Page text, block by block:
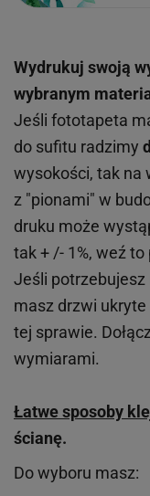
Wydrukuj swoją
wybranym
Jeśli fototapeta
do sufitu radzimy
wysokości, tak na
z "pionami" w
druku może
tak + /- 1%, weź to
Jeśli potrzebujesz
masz drzwi
tej sprawie.
wymiarami.
Łatwe sposoby
ścianę.
Do wyboru masz: